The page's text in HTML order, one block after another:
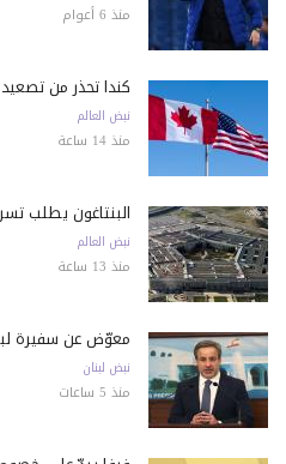
منذ 6 أعوام
كندا تحذّر من
نبض العالم
منذ 14 ساعة
البنتاغون يطلب
نبض العالم
منذ 13 ساعة
معوّض عن سفيرة
نبض لبنان
منذ 5 ساعات